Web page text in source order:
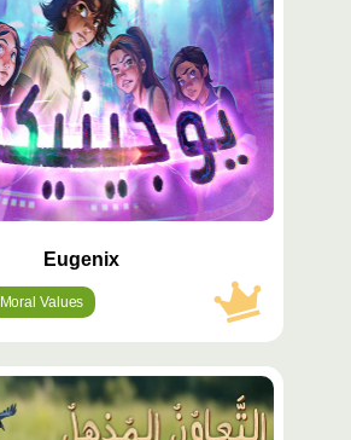
Eugenix
Moral Values